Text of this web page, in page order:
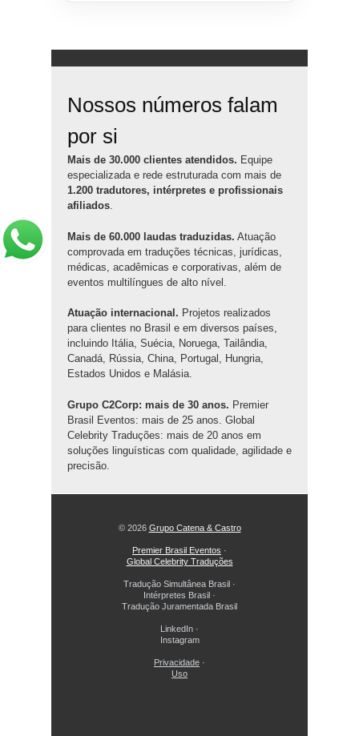
Nossos números falam
por si
Mais de 30.000 clientes atendidos. Equipe
especializada e rede estruturada com mais de
1.200 tradutores, intérpretes e profissionais
afiliados.
Mais de 60.000 laudas traduzidas. Atuação
comprovada em traduções técnicas, jurídicas,
médicas, acadêmicas e corporativas, além de
eventos multilíngues de alto nível.
Atuação internacional. Projetos realizados
para clientes no Brasil e em diversos países,
incluindo Itália, Suécia, Noruega, Tailândia,
Canadá, Rússia, China, Portugal, Hungria,
Estados Unidos e Malásia.
Grupo C2Corp: mais de 30 anos. Premier
Brasil Eventos: mais de 25 anos. Global
Celebrity Traduções: mais de 20 anos em
soluções linguísticas com qualidade, agilidade e
precisão.
© 2026 Grupo Catena & Castro
Premier Brasil Eventos ·
Global Celebrity Traduções
Tradução Simultânea Brasil ·
Intérpretes Brasil ·
Tradução Juramentada Brasil
LinkedIn ·
Instagram
Privacidade ·
Uso